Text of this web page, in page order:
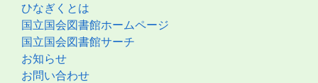
ひなぎくとは
国立国会図書館ホームページ
国立国会図書館サーチ
お知らせ
お問い合わせ